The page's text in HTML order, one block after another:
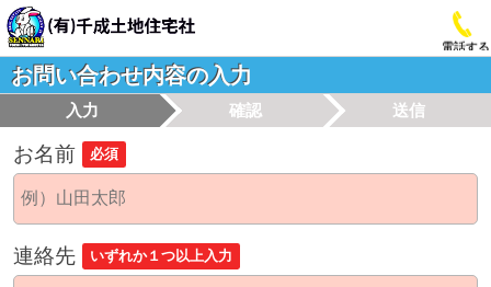
電話する
お問い合わせ内容の入力
入力 確認 送信
お名前 必須
連絡先 いずれか１つ以上入力